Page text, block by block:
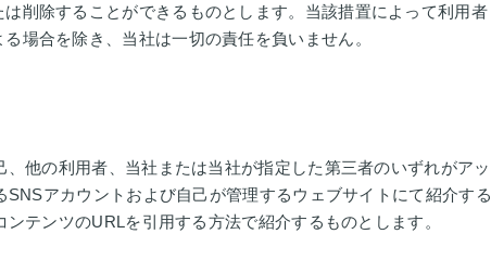
削除することができるものとします。当該措置によって利用者
場合を除き、当社は一切の責任を負いません。
他の利用者、当社または当社が指定した第三者のいずれがアッ
アカウントおよび自己が管理するウェブサイトにて紹介する
テンツのURLを引用する方法で紹介するものとします。